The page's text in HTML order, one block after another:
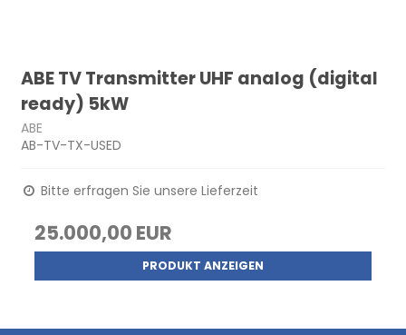
ABE TV Transmitter UHF analog (digital
ready) 5kW
ABE
AB-TV-TX-USED
Bitte erfragen Sie unsere Lieferzeit
25.000,00 EUR
PRODUKT ANZEIGEN